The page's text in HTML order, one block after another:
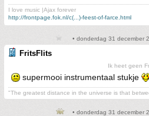
I love music |Ajax forever
http://frontpage.fok.nl/c(...)-feest-of-farce.html
• donderdag 31 december
FritsFlits
Ik heet geen
supermooi instrumentaal stukje
"The greatest distance in the universe is that
• donderdag 31 december